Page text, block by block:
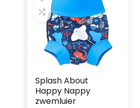
Splash About
Happy Nappy
zwemluier